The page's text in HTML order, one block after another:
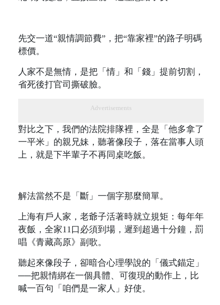
先交一道“親情調節費”，把“靠家裡”的路子明碼
標價。
人家不是無情，是把「情」和「錢」提前切割，
省死後打官司撕破臉。
Advertisements
對比之下，我們的法院排隊裡，全是「他多拿了
一平米」的親兄妹，聽著像段子，落在當事人頭
上，就是下半輩子不再同桌吃飯。
解法當然不是「斷」一個字那麼簡單。
上海有戶人家，老爺子活著時就立規矩：每年年
夜飯，全家11口必須到場，遲到超過十分鐘，罰
唱《青藏高原》副歌。
聽起來像段子，卻暗合心理學說的「儀式錨定」
──把親情綁在一個具體、可復現的動作上，比
喊一百句「咱們是一家人」好使。